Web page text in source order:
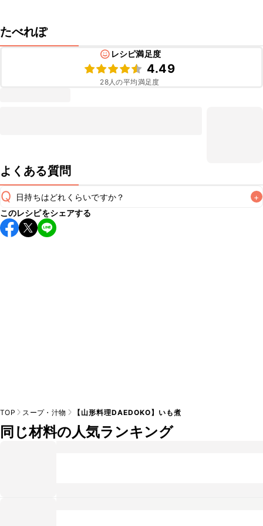
たべれぽ
レシピ満足度
4.49
28人の平均満足度
よくある質問
Q 日持ちはどれくらいですか？ +
保存期間は冷蔵で翌日中が目安です。なるべくお早めにお召
し上がりください。
このレシピをシェアする
TOP スープ・汁物 【山形料理DAEDOKO】いも煮
同じ材料の人気ランキング